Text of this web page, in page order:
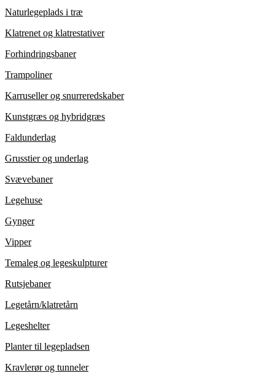
Naturlegeplads i træ
Klatrenet og klatrestativer
Forhindringsbaner
Trampoliner
Karruseller og snurreredskaber
Kunstgræs og hybridgræs
Faldunderlag
Grusstier og underlag
Svævebaner
Legehuse
Gynger
Vipper
Temaleg og legeskulpturer
Rutsjebaner
Legetårn/klatretårn
Legeshelter
Planter til legepladsen
Kravlerør og tunneler